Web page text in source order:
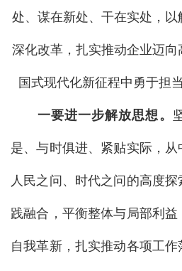
处、谋在新处、干在实处，
深化改革，扎实推动企业迈
国式现代化新征程中勇于担
一要进一步解放思想。
是、与时俱进、紧贴实际，从
人民之问、时代之问的高度
践融合，平衡整体与局部利
自我革新，扎实推动各项工